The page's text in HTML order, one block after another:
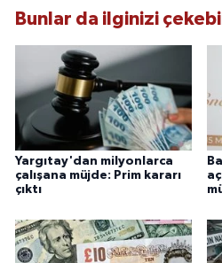
Bunlar da ilginizi
Yargıtay'dan milyonlarca
çalışana müjde: Prim kararı
çıktı